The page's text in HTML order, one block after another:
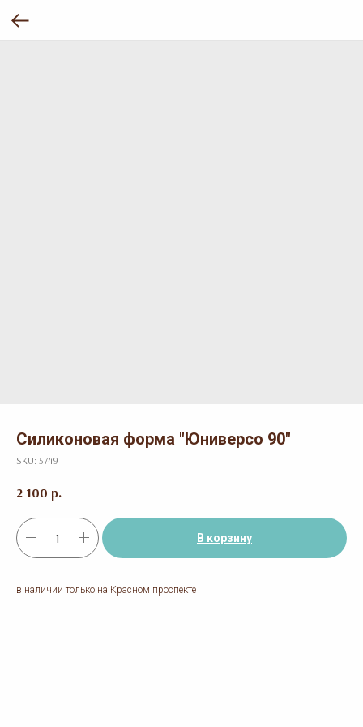
Силиконовая форма "Юниверсо 90"
SKU: 5749
2 100 р.
В корзину
в наличии только на Красном проспекте